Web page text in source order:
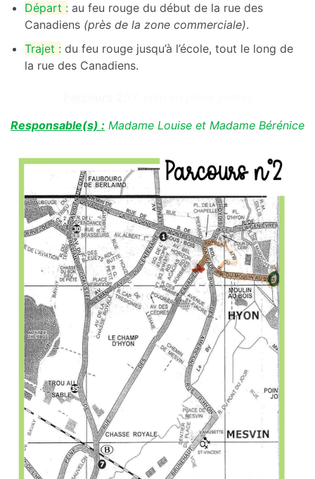
Départ : au feu rouge du début de la rue des
Canadiens (près de la zone commerciale).
Trajet : du feu rouge jusqu’à l’école, tout le long de
la rue des Canadiens.
Responsable(s) : Madame Louise et Madame Bérénice